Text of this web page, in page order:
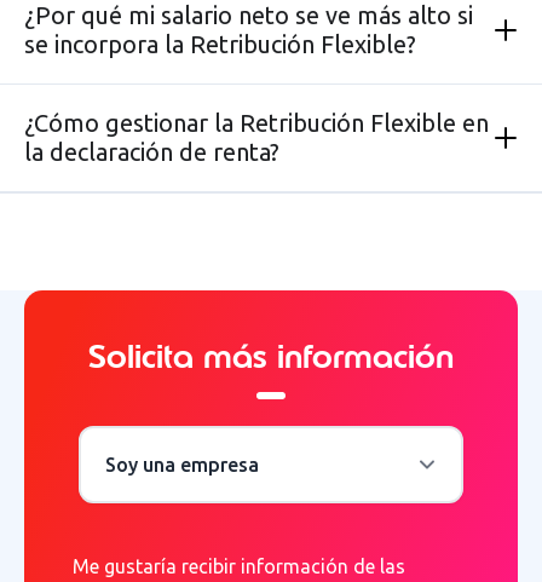
¿Por qué mi salario neto se ve más alto si
se incorpora la Retribución Flexible?
¿Cómo gestionar la Retribución Flexible en
la declaración de renta?
Solicita más información
Me gustaría recibir información de las